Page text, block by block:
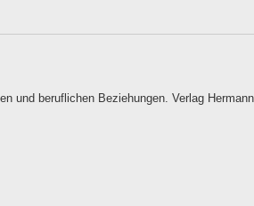
und beruflichen Beziehungen. Verlag